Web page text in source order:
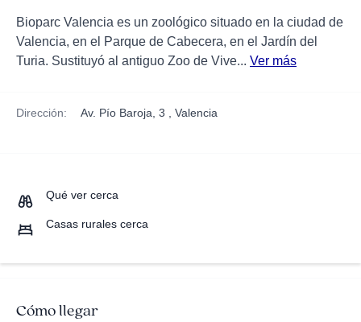
Bioparc Valencia es un zoológico situado en la ciudad de
Valencia, en el Parque de Cabecera, en el Jardín del
Turia. Sustituyó al antiguo Zoo de Vive... Ver más
Dirección: Av. Pío Baroja, 3 , Valencia
Qué ver cerca
Casas rurales cerca
Cómo llegar